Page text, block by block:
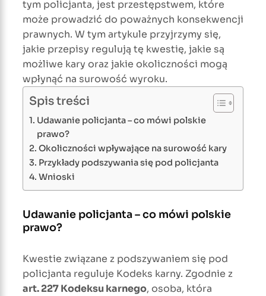
tym policjanta, jest przestępstwem, które
może prowadzić do poważnych konsekwencji
prawnych. W tym artykule przyjrzymy się,
jakie przepisy regulują tę kwestię, jakie są
możliwe kary oraz jakie okoliczności mogą
wpłynąć na surowość wyroku.
Spis treści
Udawanie policjanta – co mówi polskie
prawo?
Okoliczności wpływające na surowość kary
Przykłady podszywania się pod policjanta
Wnioski
Udawanie policjanta – co mówi polskie
prawo?
Kwestie związane z podszywaniem się pod
policjanta reguluje Kodeks karny. Zgodnie z
art. 227 Kodeksu karnego, osoba, która